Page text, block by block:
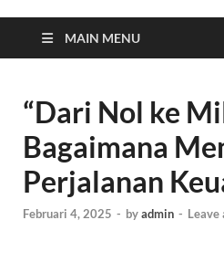
MAIN MENU
“Dari Nol ke
Bagaimana
Perjalanan
Februari 4, 2025 - byadmin - Leave